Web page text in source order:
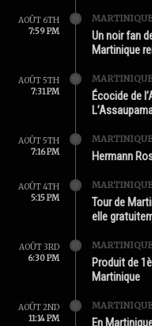
AOÛT 6TH
7:59 PM
Un noir fan
Martinique
AOÛT 5TH
7:31 PM
Écocide de
AOÛT 5TH
7:16 PM
Hermann
AOÛT 4TH
5:15 PM
Tour de
elle
AOÛT 3RD
6:30 PM
Produit de
Martinique
AOÛT 2ND
11:14 PM
En